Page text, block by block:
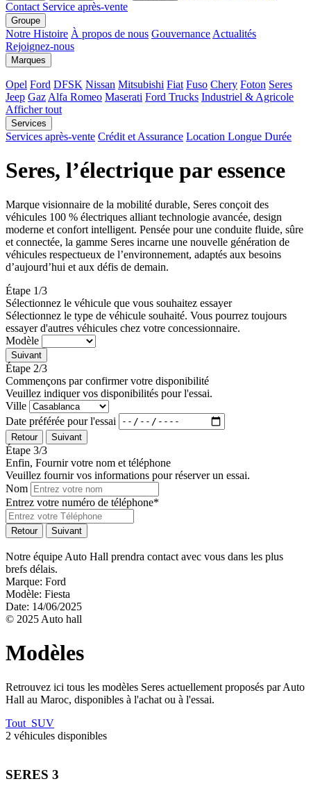
Contact Service après-vente
Groupe
Notre Histoire À propos de nous Gouvernance Actualités
Rejoignez-nous
Marques
Opel Ford DFSK Nissan Mitsubishi Fiat Fuso Chery Foton Seres
Jeep Gaz Alfa Romeo Maserati Ford Trucks Industriel & Agricole
Afficher tout
Services
Services après-vente Crédit et Assurance Location Longue Durée
Seres, l’électrique par essence
Marque visionnaire de la mobilité durable, Seres conçoit des
véhicules 100 % électriques alliant technologie avancée, design
moderne et confort intelligent. Pensée pour une conduite fluide, sûre
et connectée, la gamme Seres incarne une nouvelle génération de
véhicules respectueux de l’environnement, adaptés aux besoins
d’aujourd’hui et aux défis de demain.
Étape 1/3
Sélectionnez le véhicule que vous souhaitez essayer
Sélectionnez le type de véhicule souhaité. Vous pourrez toujours
essayer d'autres véhicules chez votre concessionnaire.
Modèle
Suivant
Étape 2/3
Commençons par confirmer votre disponibilité
Veuillez indiquer vos disponibilités pour l'essai.
Ville
Date préférée pour l'essai
Retour Suivant
Étape 3/3
Enfin, Fournir votre nom et téléphone
Veuillez fournir vos informations pour réserver un essai.
Nom
Entrez votre numéro de téléphone*
Retour Suivant
Notre équipe Auto Hall prendra contact avec vous dans les plus
brefs délais.
Marque: Ford
Modèle: Fiesta
Date: 14/06/2025
© 2025 Auto hall
Modèles
Retrouvez ici tous les modèles Seres actuellement proposés par Auto
Hall au Maroc, disponibles à l'achat ou à l'essai.
Tout SUV
2 véhicules disponibles
SERES 3